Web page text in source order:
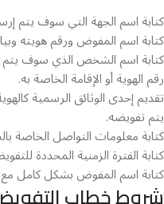
كتابة اسم الجهة التي سوف يتم
كتابة اسم المفوض ورقم هويته
كتابة اسم الشخص الذي سوف
رقم الهوية أو الإقامة الخاصة به.
تقديم إحدى الوثائق الرسمية
يتم تفويضه.
كتابة معلومات التواصل
كتابة الفترة الزمنية المحددة
كتابة اسم المفوض بشكل كامل